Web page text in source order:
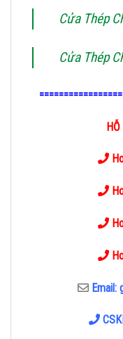
Cửa Thép
Cửa Thép
Email: